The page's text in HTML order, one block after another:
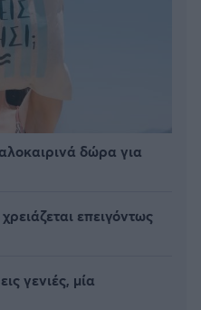
δώρα για
επειγόντως
γενιές, μία